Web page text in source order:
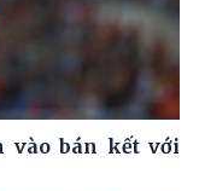
vào bán kết với